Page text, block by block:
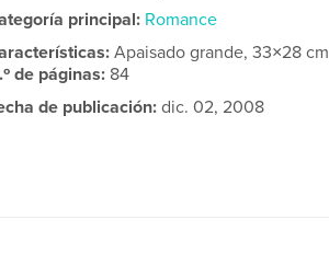
principal: Romance
Apaisado grande, 33×28 cm
de páginas: 84
de publicación:dic. 02, 2008